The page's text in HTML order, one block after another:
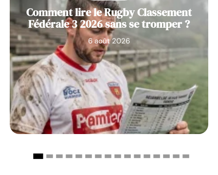
Comment lire le Rugby Classement
Fédérale 3 2026 sans se tromper ?
6 août 2026